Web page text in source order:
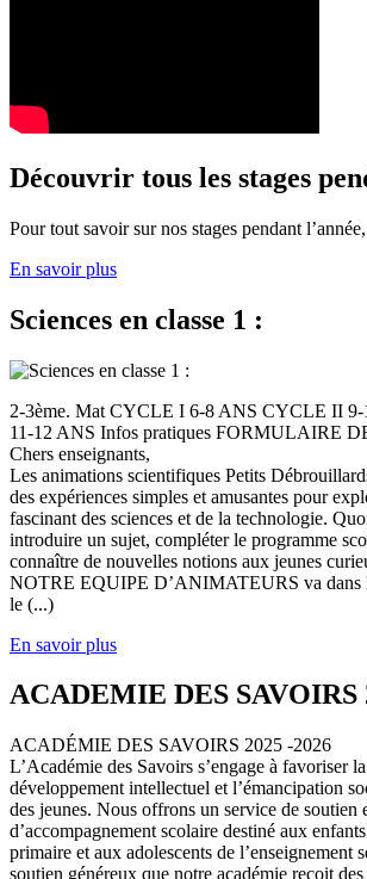
Découvrir tous les stages
Pour tout savoir sur nos stages pendant
En savoir plus
Sciences en classe 1 :
2-3ème. Mat CYCLE I 6-8 ANS CYCLE II
11-12 ANS Infos pratiques FORMULAIRE
Chers enseignants,
Les animations scientifiques Petits
des expériences simples et amusantes pour
fascinant des sciences et de la technologie.
introduire un sujet, compléter le programme
connaître de nouvelles notions aux jeunes
NOTRE EQUIPE D’ANIMATEURS va dans
le (...)
En savoir plus
ACADEMIE DES SAVOIRS
ACADÉMIE DES SAVOIRS 2025 -2026
L’Académie des Savoirs s’engage à favoriser
développement intellectuel et l’émancipation
des jeunes. Nous offrons un service de soutien
d’accompagnement scolaire destiné aux
primaire et aux adolescents de l’enseignement
soutien généreux que notre académie reçoit